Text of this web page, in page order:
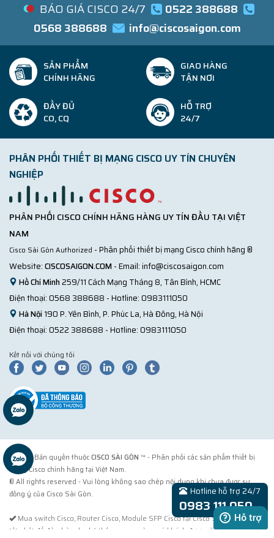
BÁO GIÁ CISCO 24/7
0522 388688
0568 388688
info@ciscosaigon.com
SẢN PHẨM
CHÍNH HÃNG
GIAO HÀNG
TẬN NƠI
ĐẦY ĐỦ
CO, CQ
HỖ TRỢ
24/7
PHÂN PHỐI THIẾT BỊ MẠNG CISCO UY TÍN CHUYÊN
NGHIỆP
PHÂN PHỐI CISCO CHÍNH HÃNG HÀNG UY TÍN ĐẦU TẠI VIỆT
NAM
Cisco Sài Gòn Authorized - Phân phối thiết bị mạng Cisco chính hãng ®
Website:CISCOSAIGON.COM - Email:info@ciscosaigon.com
Hồ Chí Minh259/11 Cách Mạng Tháng 8, Tân Bình, HCMC
Điện thoại:0568 388688 - Hotline:0983111050
Hà Nội190 P. Yên Bình, P. Phúc La, Hà Đông, Hà Nội
Điện thoại:0522 388688 - Hotline:0983111050
Kết nối với chúng tôi
© 2018 Bản quyền thuộcCISCO SÀI GÒN ™ - Phân phối các sản phẩm thiết bị
mạng Cisco chính hãng tại Việt Nam.
® All rights reserved - Vui lòng không sao chép nội dung khi chưa được sự
đồng ý của Cisco Sài Gòn.
Mua switch Cisco, Router Cisco, Module SFP Cisco tại Cisco Sài Gòn. Cách
tốt nhất để đảm bảo cho hệ thống mạng của quý khách được sử dụng sản
Hotline hỗ trợ 24/7
0983 111 050